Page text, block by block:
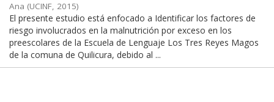
Ana (UCINF, 2015)
El presente estudio está enfocado a Identificar los factores de
riesgo involucrados en la malnutrición por exceso en los
preescolares de la Escuela de Lenguaje Los Tres Reyes Magos
de la comuna de Quilicura, debido al ...